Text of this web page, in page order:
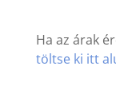
Ha az árak
töltse ki itt